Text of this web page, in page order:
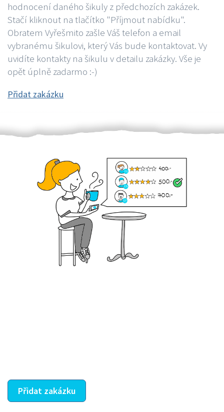
hodnocení daného šikuly z předchozích zakázek.
Stačí kliknout na tlačítko "Příjmout nabídku".
Obratem Vyřešmito zašle Váš telefon a email
vybranému šikulovi, který Vás bude kontaktovat. Vy
uvidíte kontakty na šikulu v detailu zakázky. Vše je
opět úplně zadarmo :-)
Přidat zakázku
Přidat zakázku